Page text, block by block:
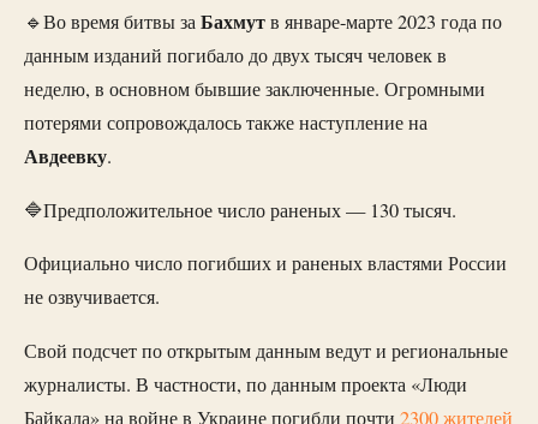
🔹Во время битвы заБахмутв январе-марте 2023 года по
данным изданий погибало до двух тысяч человек в
неделю, в основном бывшие заключенные. Огромными
потерями сопровождалось также наступление на
Авдеевку.
🔷Предположительное число раненых — 130 тысяч.
Официально число погибших и раненых властями России
не озвучивается.
Свой подсчет по открытым данным ведут и региональные
журналисты. В частности, по данным проекта «Люди
Байкала» на войне в Украине погибли почти 2300 жителей